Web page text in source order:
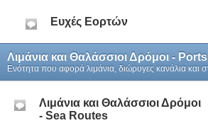
Ευχές Εορτών
Λιμάνια και Θαλάσσιοι Δρόμοι -
Ενότητα που αφορά λιμάνια, διώρυγες κανάλια και
Λιμάνια και Θαλάσσιοι Δρόμοι
- Sea Routes